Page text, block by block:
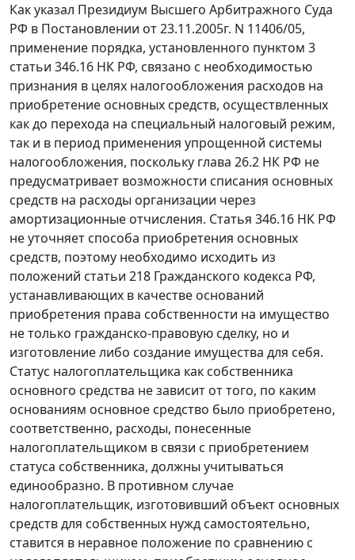
Как указал Президиум Высшего Арбитражного Суда
РФ в Постановлении от 23.11.2005г. N 11406/05,
применение порядка, установленного пунктом 3
статьи 346.16 НК РФ, связано с необходимостью
признания в целях налогообложения расходов на
приобретение основных средств, осуществленных
как до перехода на специальный налоговый режим,
так и в период применения упрощенной системы
налогообложения, поскольку глава 26.2 НК РФ не
предусматривает возможности списания основных
средств на расходы организации через
амортизационные отчисления. Статья 346.16 НК РФ
не уточняет способа приобретения основных
средств, поэтому необходимо исходить из
положений статьи 218 Гражданского кодекса РФ,
устанавливающих в качестве оснований
приобретения права собственности на имущество
не только гражданско-правовую сделку, но и
изготовление либо создание имущества для себя.
Статус налогоплательщика как собственника
основного средства не зависит от того, по каким
основаниям основное средство было приобретено,
соответственно, расходы, понесенные
налогоплательщиком в связи с приобретением
статуса собственника, должны учитываться
единообразно. В противном случае
налогоплательщик, изготовивший объект основных
средств для собственных нужд самостоятельно,
ставится в неравное положение по сравнению с